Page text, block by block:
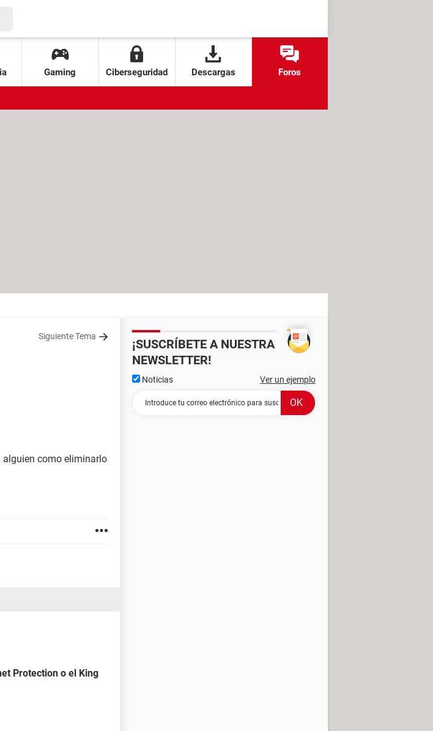
Gaming Ciberseguridad Descargas Foros
Siguiente Tema
alguien como eliminarlo
Protection o el King
¡SUSCRÍBETE A NUESTRA
NEWSLETTER!
Noticias Ver un ejemplo